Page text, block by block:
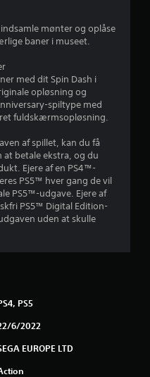
r
.
4
5
s
t
j
mønter og oplåse
baner i museet.
med dit Spin Dash i
opløsning og
spiltype med
fuldskærmsopløsning.
af spillet, kan du få
betale ekstra, og du
Ejere af en PS4™-
PS5™ hver gang de vil
PS5™-udgave. Ejere af
PS5™ Digital Edition-
uden at skulle
PS5
6/2022
EUROPE LTD